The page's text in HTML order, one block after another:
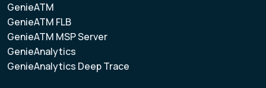
GenieATM
GenieATM FLB
GenieATM MSP Server
GenieAnalytics
GenieAnalytics Deep Trace